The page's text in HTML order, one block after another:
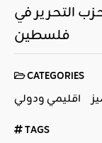
التحرير في
فلسطين
CATEGORIES
اقليمي ودولي
TAGS